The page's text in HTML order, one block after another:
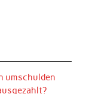
umschulden